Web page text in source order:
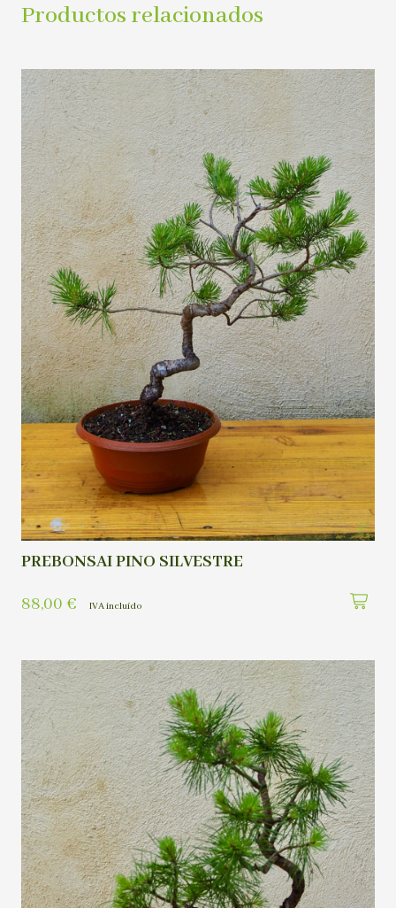
Productos relacionados
PREBONSAI PINO SILVESTRE
88,00 € IVA incluído